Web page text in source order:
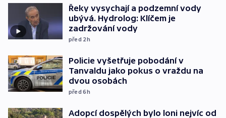
Řeky vysychají a podzemní vody
ubývá. Hydrolog: Klíčem je
zadržování vody
před 2h
Policie vyšetřuje pobodání v
Tanvaldu jako pokus o vraždu na
dvou osobách
před 6h
Adopcí dospělých bylo loni nejvíc od